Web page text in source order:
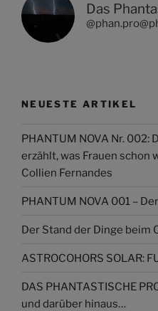
NEUESTE ARTIKEL
PHANTUM NOVA Nr. 002:
erzählt, was Frauen schon
Collien Fernandes
PHANTUM NOVA 001 –
Der Stand der Dinge beim
ASTROCOHORS SOLAR:
DAS PHANTASTISCHE
und darüber hinaus…